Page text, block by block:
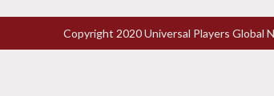
Copyright 2020 Universal Players Global